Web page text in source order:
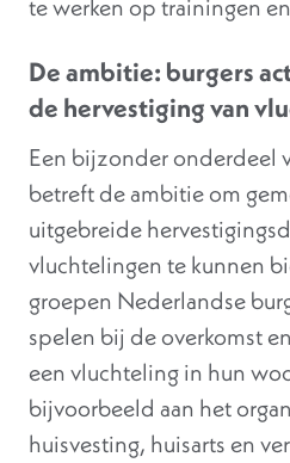
te werken op trainingen
De ambitie: burgers
de hervestiging van
Een bijzonder onderdeel
betreft de ambitie om
uitgebreide
vluchtelingen te kunnen
groepen Nederlandse
spelen bij de overkomst
een vluchteling in hun
bijvoorbeeld aan het
huisvesting, huisarts en